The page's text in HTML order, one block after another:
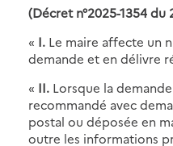
(Décret n°2025-1354
« I. Le maire affecte un
demande et en délivre
« II. Lorsque la
recommandé avec
postal ou déposée en
outre les informations